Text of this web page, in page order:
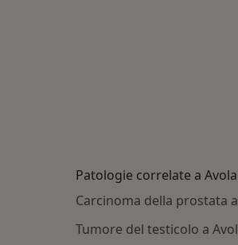
Patologie correlate a Avola
Carcinoma della prostata
Tumore del testicolo a